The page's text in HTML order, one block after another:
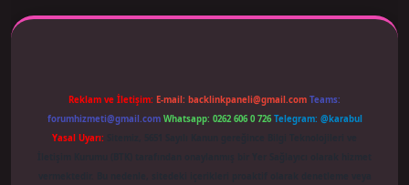
Reklam ve İletişim: E-mail: backlinkpaneli@gmail.com Teams:
forumhizmeti@gmail.com Whatsapp: 0262 606 0 726 Telegram: @karabul
Yasal Uyarı: